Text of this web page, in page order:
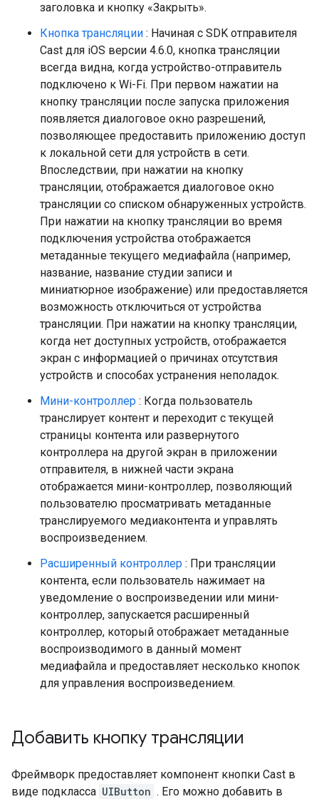
заголовка и кнопку «Закрыть».
Кнопка трансляции : Начиная с SDK отправителя
Cast для iOS версии 4.6.0, кнопка трансляции
всегда видна, когда устройство-отправитель
подключено к Wi-Fi. При первом нажатии на
кнопку трансляции после запуска приложения
появляется диалоговое окно разрешений,
позволяющее предоставить приложению доступ
к локальной сети для устройств в сети.
Впоследствии, при нажатии на кнопку
трансляции, отображается диалоговое окно
трансляции со списком обнаруженных устройств.
При нажатии на кнопку трансляции во время
подключения устройства отображается
метаданные текущего медиафайла (например,
название, название студии записи и
миниатюрное изображение) или предоставляется
возможность отключиться от устройства
трансляции. При нажатии на кнопку трансляции,
когда нет доступных устройств, отображается
экран с информацией о причинах отсутствия
устройств и способах устранения неполадок.
Мини-контроллер : Когда пользователь
транслирует контент и переходит с текущей
страницы контента или развернутого
контроллера на другой экран в приложении
отправителя, в нижней части экрана
отображается мини-контроллер, позволяющий
пользователю просматривать метаданные
транслируемого медиаконтента и управлять
воспроизведением.
Расширенный контроллер : При трансляции
контента, если пользователь нажимает на
уведомление о воспроизведении или мини-
контроллер, запускается расширенный
контроллер, который отображает метаданные
воспроизводимого в данный момент
медиафайла и предоставляет несколько кнопок
для управления воспроизведением.
Добавить кнопку трансляции
Фреймворк предоставляет компонент кнопки Cast в
виде подкласса UIButton . Его можно добавить в